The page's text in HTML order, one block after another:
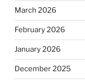
March 2026
February 2026
January 2026
December 2025